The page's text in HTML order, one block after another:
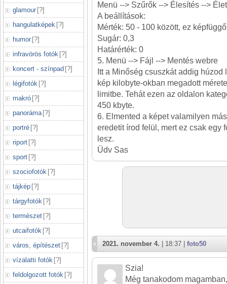
glamour [?]
hangulatképek [?]
humor [?]
infravörös fotók [?]
koncert - színpad [?]
légifotók [?]
makró [?]
panoráma [?]
portré [?]
riport [?]
sport [?]
szociofotók [?]
tájkép [?]
tárgyfotók [?]
természet [?]
utcaifotók [?]
város, építészet [?]
vízalatti fotók [?]
feldolgozott fotók [?]
Menü --> Szűrők --> Élesítés -->
A beállítások:
Mérték: 50 - 100 között, ez képfüggő
Sugár: 0,3
Határérték: 0
5. Menü --> Fájl --> Mentés webre
Itt a Minőség csuszkát addig
kép kilobyte-okban megadott
limitbe. Tehát ezen az oldalon
450 kbyte.
6. Elmented a képet valamilyen
eredetit írod felül, mert ez csak egy
lesz.
Üdv Sas
2021. november 4. | 18:37 | foto50
Szia!
Még tanakodom